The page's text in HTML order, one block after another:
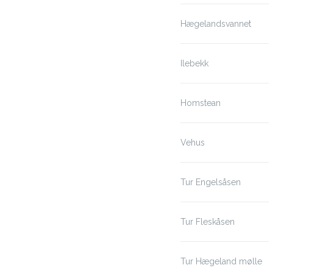
Hægelandsvannet
Ilebekk
Homstean
Vehus
Tur Engelsåsen
Tur Fleskåsen
Tur Hægeland mølle